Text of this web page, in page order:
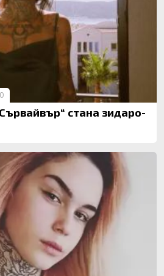
стана зидаро-
0